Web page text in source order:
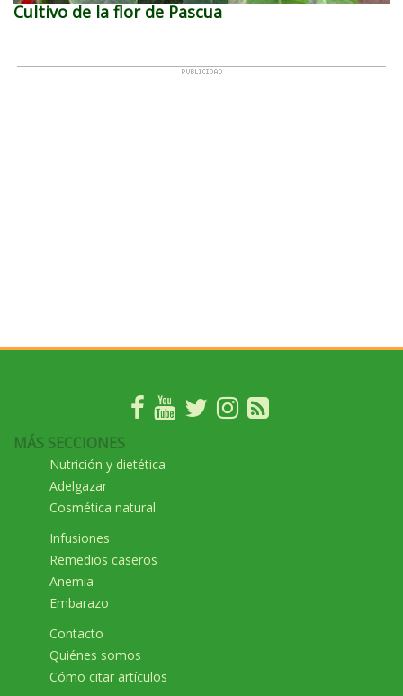
Cultivo de la flor de Pascua
MÁS SECCIONES
Nutrición y dietética
Adelgazar
Cosmética natural
Infusiones
Remedios caseros
Anemia
Embarazo
Contacto
Quiénes somos
Cómo citar artículos